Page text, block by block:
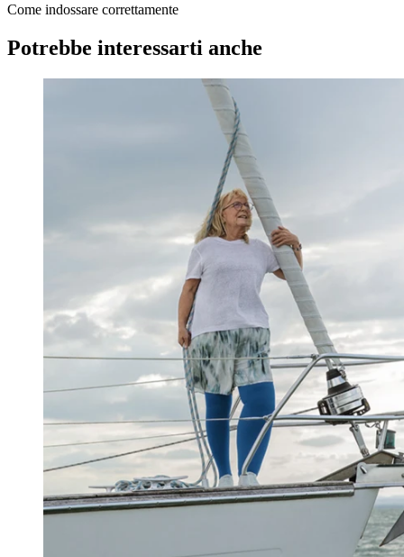
Come indossare correttamente
Potrebbe interessarti anche